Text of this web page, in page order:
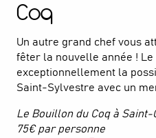
Coq
Un autre grand chef vous
fêter la nouvelle année !
exceptionnellement la
Saint-Sylvestre avec un
Le Bouillon du Coq à Saint-
75€ par personne